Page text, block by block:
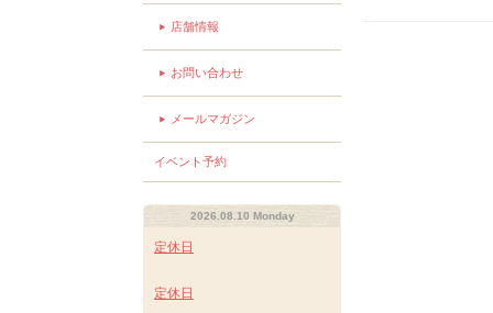
店舗情報
お問い合わせ
メールマガジン
イベント予約
2026.08.10 Monday
定休日
定休日